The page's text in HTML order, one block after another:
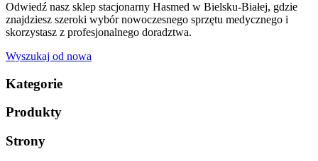
Odwiedź nasz sklep stacjonarny Hasmed w Bielsku-Białej, gdzie
znajdziesz szeroki wybór nowoczesnego sprzętu medycznego i
skorzystasz z profesjonalnego doradztwa.
Wyszukaj od nowa
Kategorie
Produkty
Strony